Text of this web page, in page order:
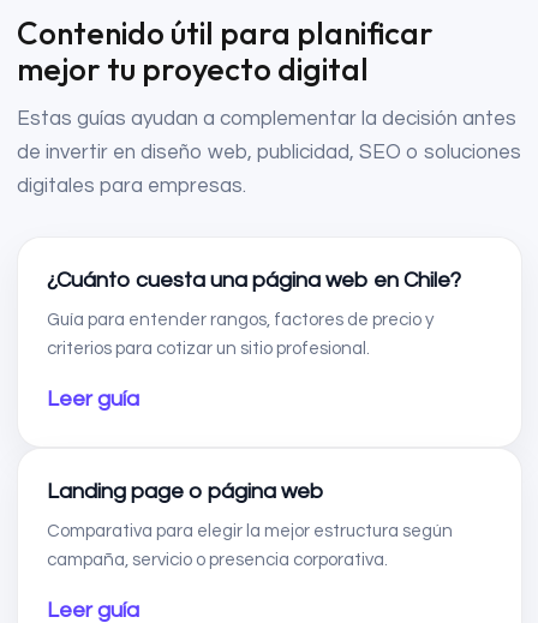
Contenido útil para planificar
mejor tu proyecto digital
Estas guías ayudan a complementar la decisión antes
de invertir en diseño web, publicidad, SEO o soluciones
digitales para empresas.
¿Cuánto cuesta una página web en Chile?
Guía para entender rangos, factores de precio y
criterios para cotizar un sitio profesional.
Leer guía
Landing page o página web
Comparativa para elegir la mejor estructura según
campaña, servicio o presencia corporativa.
Leer guía